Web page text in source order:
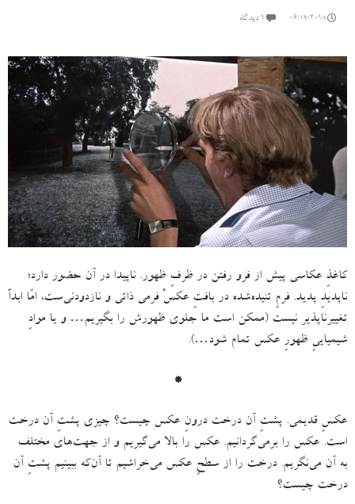
06/07/2018 ۱ دیدگاه
کاغذِ عکاسی پیش از فرو رفتن در ظرفِ ظهور. ناپیدا در آن حضور دارد؛
ناپدیدِ پدید.فرمِ تنیده‌شده در بافتِ عکسْ فرمی ذاتی و نازدودنی‌ست، امّا ابداً
تغییرناپذیر نیست(ممکن است ما جلوی ظهورش را بگیریم…و یا موادِ
شیمیاییِ ظهورِ عکس تمام شود…).
*
عکسِ قدیمی. پشتِ آن درخت درونِ عکس چیست؟ چیزی پشتِ آن درخت
است. عکس را برمی‌گردانیم. عکس را بالا می‌گیریم و از جهت‌های مختلف
به آن می‌نگریم.درخت را از سطحِ عکس می‌خراشیم تا آن‌که ببینیم پشتِ آن
درخت چیست؟